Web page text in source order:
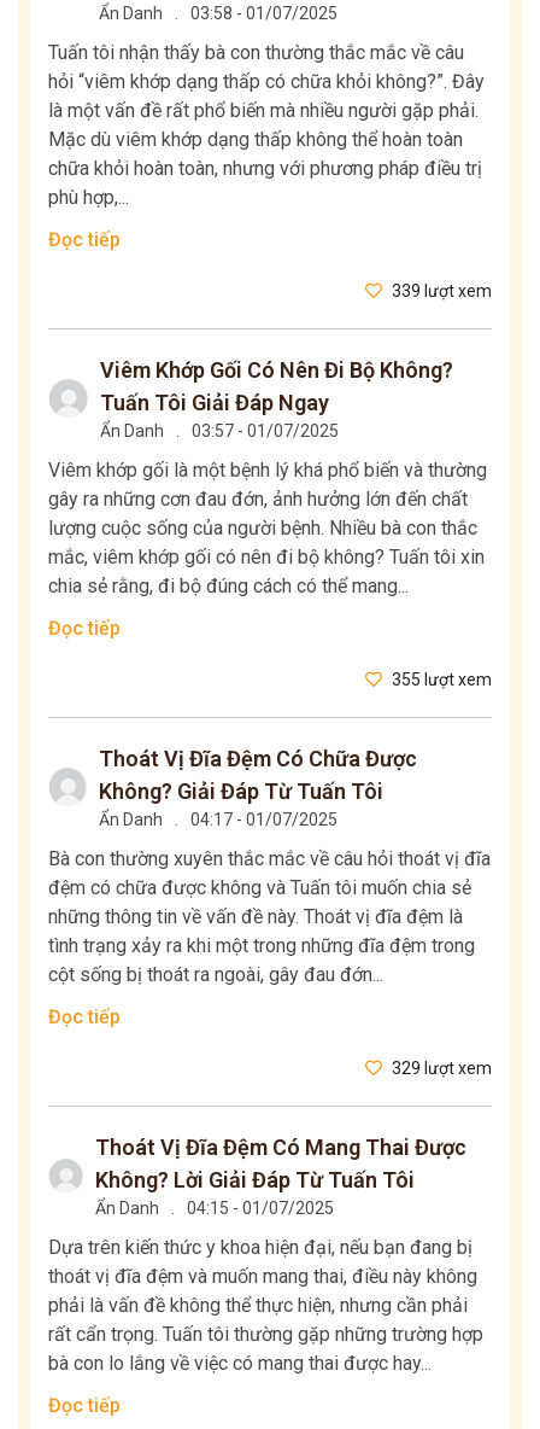
Ẩn Danh 03:58 - 01/07/2025
Tuấn tôi nhận thấy bà con thường thắc mắc về câu
hỏi “viêm khớp dạng thấp có chữa khỏi không?”. Đây
là một vấn đề rất phổ biến mà nhiều người gặp phải.
Mặc dù viêm khớp dạng thấp không thể hoàn toàn
chữa khỏi hoàn toàn, nhưng với phương pháp điều trị
phù hợp,...
Đọc tiếp
339 lượt xem
Viêm Khớp Gối Có Nên Đi Bộ Không?
Tuấn Tôi Giải Đáp Ngay
Ẩn Danh 03:57 - 01/07/2025
Viêm khớp gối là một bệnh lý khá phổ biến và thường
gây ra những cơn đau đớn, ảnh hưởng lớn đến chất
lượng cuộc sống của người bệnh. Nhiều bà con thắc
mắc, viêm khớp gối có nên đi bộ không? Tuấn tôi xin
chia sẻ rằng, đi bộ đúng cách có thể mang...
Đọc tiếp
355 lượt xem
Thoát Vị Đĩa Đệm Có Chữa Được
Không? Giải Đáp Từ Tuấn Tôi
Ẩn Danh 04:17 - 01/07/2025
Bà con thường xuyên thắc mắc về câu hỏi thoát vị đĩa
đệm có chữa được không và Tuấn tôi muốn chia sẻ
những thông tin về vấn đề này. Thoát vị đĩa đệm là
tình trạng xảy ra khi một trong những đĩa đệm trong
cột sống bị thoát ra ngoài, gây đau đớn...
Đọc tiếp
329 lượt xem
Thoát Vị Đĩa Đệm Có Mang Thai Được
Không? Lời Giải Đáp Từ Tuấn Tôi
Ẩn Danh 04:15 - 01/07/2025
Dựa trên kiến thức y khoa hiện đại, nếu bạn đang bị
thoát vị đĩa đệm và muốn mang thai, điều này không
phải là vấn đề không thể thực hiện, nhưng cần phải
rất cẩn trọng. Tuấn tôi thường gặp những trường hợp
bà con lo lắng về việc có mang thai được hay...
Đọc tiếp